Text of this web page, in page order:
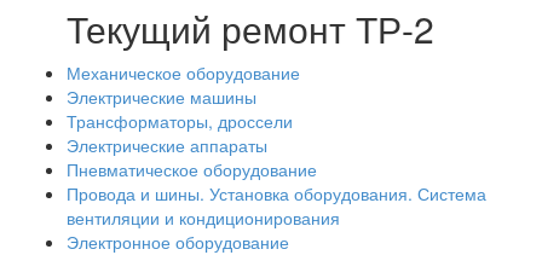
Текущий ремонт ТР-2
Механическое оборудование
Электрические машины
Трансформаторы, дроссели
Электрические аппараты
Пневматическое оборудование
Провода и шины. Установка оборудования. Система
вентиляции и кондиционирования
Электронное оборудование